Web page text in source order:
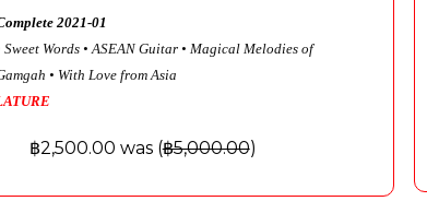
2021-01
Sweet Words • ASEAN Guitar • Magical Melodies of
• With Love from Asia
฿2,500.00 was (฿5,000.00)